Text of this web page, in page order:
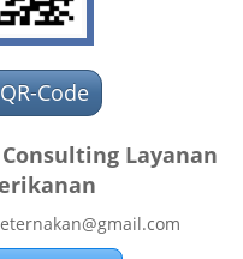
Code
Layanan